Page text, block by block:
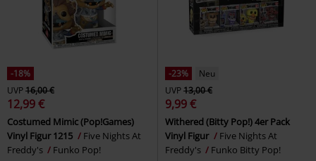
-18%
UVP16,00 €
12,99 €
Costumed Mimic (Pop!Games)
Vinyl Figur 1215
Five Nights At
Freddy's
Funko Pop!
-23%
Neu
UVP13,00 €
9,99 €
Withered (Bitty Pop!) 4er Pack
Vinyl Figur
Five Nights At
Freddy's
Funko Bitty Pop!